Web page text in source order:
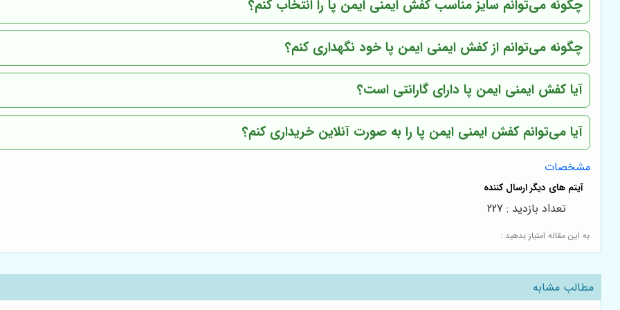
چگونه می‌توانم سایز مناسب کفش ایمنی ایمن پارا انتخاب کنم؟
چگونه می‌توانم از کفش ایمنی ایمن پاخود نگهداری کنم؟
آیا کفش ایمنی ایمن پادارای گارانتی است؟
آیا می‌توانم کفش ایمنی ایمن پارا به صورت آنلاین خریداری کنم؟
مشخصات
به این مقاله امتیاز بدهید :
تعداد بازدید : 227
مطالب مشابه